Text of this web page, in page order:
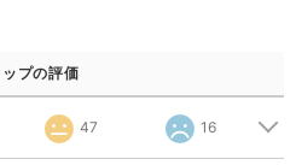
ップの評価
47 16